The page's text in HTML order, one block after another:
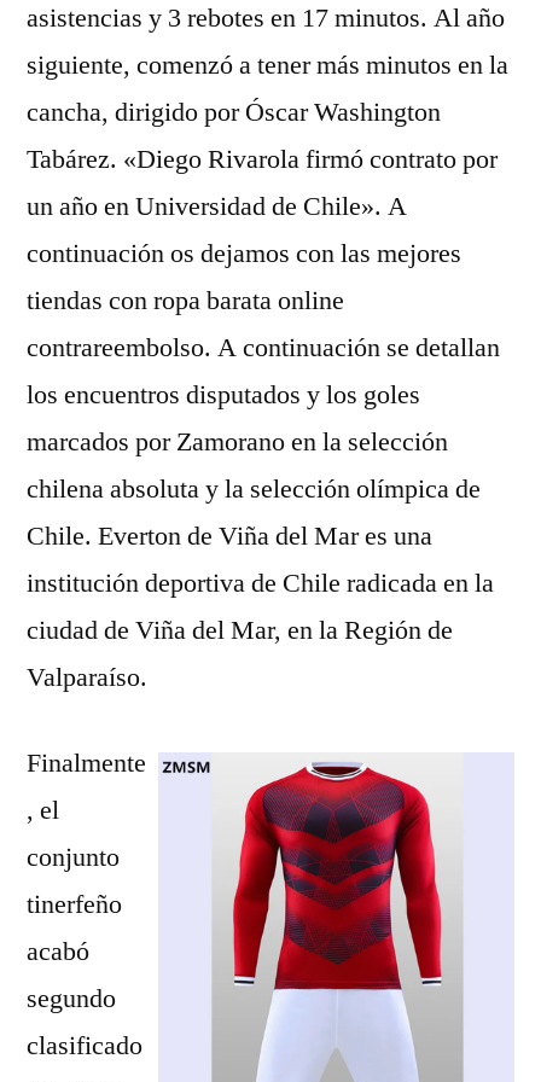
asistencias y 3 rebotes en 17 minutos. Al año
siguiente, comenzó a tener más minutos en la
cancha, dirigido por Óscar Washington
Tabárez. «Diego Rivarola firmó contrato por
un año en Universidad de Chile». A
continuación os dejamos con las mejores
tiendas con ropa barata online
contrareembolso. A continuación se detallan
los encuentros disputados y los goles
marcados por Zamorano en la selección
chilena absoluta y la selección olímpica de
Chile. Everton de Viña del Mar es una
institución deportiva de Chile radicada en la
ciudad de Viña del Mar, en la Región de
Valparaíso.
Finalmente
, el
conjunto
tinerfeño
acabó
segundo
clasificado